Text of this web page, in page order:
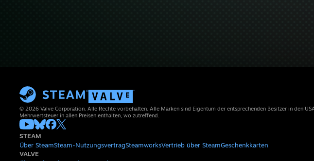
© 2026 Valve Corporation. Alle Rechte vorbehalten. Alle Marken sind Eigentum der entsprechenden Besitzer in den
Mehrwertsteuer in allen Preisen enthalten, wo zutreffend.
STEAM
Über SteamSteam-NutzungsvertragSteamworksVertrieb über SteamGeschenkkarten
VALVE